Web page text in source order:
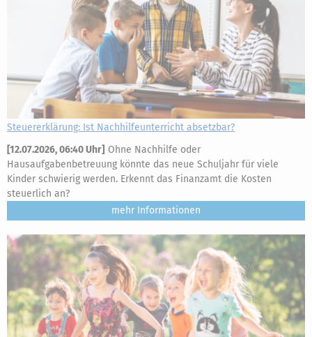
Steuererklärung: Ist Nachhilfeunterricht absetzbar?
[12.07.2026, 06:40 Uhr] Ohne Nachhilfe oder
Hausaufgabenbetreuung könnte das neue Schuljahr für viele
Kinder schwierig werden. Erkennt das Finanzamt die Kosten
steuerlich an?
mehr